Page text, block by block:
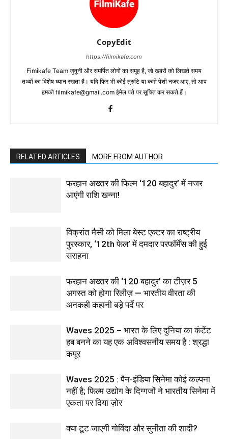
CopyEdit
https://filmikafe.com
Fimikafe Team जुनूनी और समर्पित लोगों का समूह है, जो ख़बरों को लिखते समय
तथ्‍यों का विशेष ध्‍यान रखता है। यदि फिर भी कोई त्रुटि या कमी पेशी नजर आए, तो आप
हमको filmikafe@gmail.com ईमेल पते पर सूचित कर सकते हैं।
RELATED ARTICLES MORE FROM AUTHOR
फरहान अख्तर की फिल्म ‘120 बहादुर’ में नजर
आएंगी राशि खन्ना!
विक्रांत मैसी को मिला बेस्ट एक्टर का राष्ट्रीय
पुरस्कार, ‘12th फेल’ में दमदार परफॉर्मेंस की हुई
सराहना
फरहान अख्तर की ‘120 बहादुर’ का टीज़र 5
अगस्त को होगा रिलीज़ — भारतीय वीरता की
अनकही कहानी बड़े पर्दे पर
Waves 2025 – भारत के लिए दुनिया का कंटेंट
हब बनने का यह एक अविश्वसनीय समय है : श्रद्धा
कपूर
Waves 2025 : पैन-इंडिया सिनेमा कोई कल्पना
नहीं है; फिल्म उद्योग के दिग्गजों ने भारतीय सिनेमा में
एकता पर दिया ज़ोर
क्या टूट जाएगी गोविंदा और सुनीता की शादी?